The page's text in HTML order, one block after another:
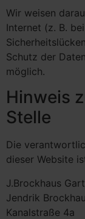
Wir weisen
Internet (z. B.
Schutz der
möglich.
Hinweis
Stelle
Die
dieser Website
J.Brockhaus
Jendrik
Kanalstraße 4a